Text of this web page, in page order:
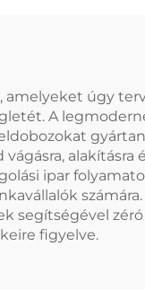
úgy
A
alakításra
ipar
figyelve.